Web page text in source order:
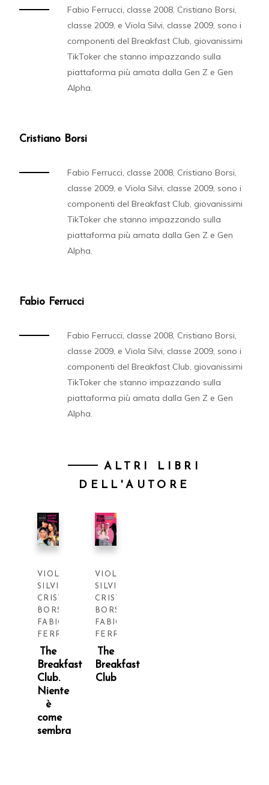
Fabio Ferrucci, classe 2008, Cristiano Borsi,
classe 2009, e Viola Silvi, classe 2009, sono i
componenti del Breakfast Club, giovanissimi
TikToker che stanno impazzando sulla
piattaforma più amata dalla Gen Z e Gen
Alpha.
Cristiano Borsi
Fabio Ferrucci, classe 2008, Cristiano Borsi,
classe 2009, e Viola Silvi, classe 2009, sono i
componenti del Breakfast Club, giovanissimi
TikToker che stanno impazzando sulla
piattaforma più amata dalla Gen Z e Gen
Alpha.
Fabio Ferrucci
Fabio Ferrucci, classe 2008, Cristiano Borsi,
classe 2009, e Viola Silvi, classe 2009, sono i
componenti del Breakfast Club, giovanissimi
TikToker che stanno impazzando sulla
piattaforma più amata dalla Gen Z e Gen
Alpha.
ALTRI LIBRI
DELL'AUTORE
VIOLA
SILVI
CRISTIANO
BORSI
FABIO
FERRUCCI
The
Breakfast
Club.
Niente
è
come
sembra
VIOLA
SILVI
CRISTIANO
BORSI
FABIO
FERRUCCI
The
Breakfast
Club